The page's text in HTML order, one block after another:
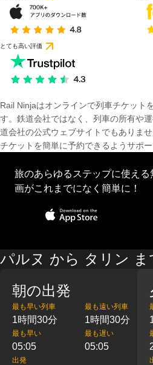
とても高い評価
Rail Ninjaはオンラインで列車チケット
す。鉄道会社ではなく、列車の所有や
道会社の公式ウェブサイトでもありま
チケットを簡単に予約できるようサポ
旅のあらゆるステップに使え
画がこれまでになく簡単に！
パルヌ から タリン ま
朝の出発
最も早い列車
1時間30分
最も遠い列車
1時間30分
最も早い
05:05
最も遅い
05:05
出発